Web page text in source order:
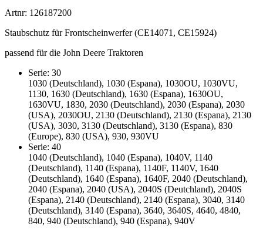
Artnr: 126187200
Staubschutz für Frontscheinwerfer (CE14071, CE15924)
passend für die John Deere Traktoren
Serie: 30
1030 (Deutschland), 1030 (Espana), 1030OU, 1030VU,
1130, 1630 (Deutschland), 1630 (Espana), 1630OU,
1630VU, 1830, 2030 (Deutschland), 2030 (Espana), 2030
(USA), 2030OU, 2130 (Deutschland), 2130 (Espana), 2130
(USA), 3030, 3130 (Deutschland), 3130 (Espana), 830
(Europe), 830 (USA), 930, 930VU
Serie: 40
1040 (Deutschland), 1040 (Espana), 1040V, 1140
(Deutschland), 1140 (Espana), 1140F, 1140V, 1640
(Deutschland), 1640 (Espana), 1640F, 2040 (Deutschland),
2040 (Espana), 2040 (USA), 2040S (Deutchland), 2040S
(Espana), 2140 (Deutschland), 2140 (Espana), 3040, 3140
(Deutschland), 3140 (Espana), 3640, 3640S, 4640, 4840,
840, 940 (Deutschland), 940 (Espana), 940V